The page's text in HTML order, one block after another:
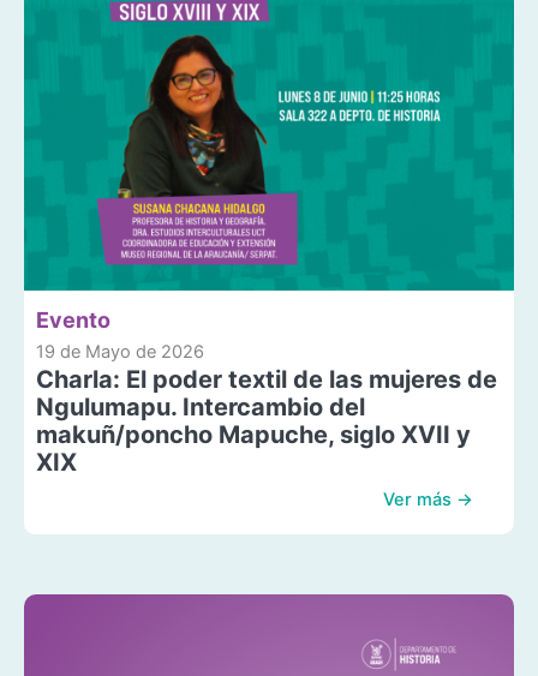
Evento
19 de Mayo de 2026
Charla: El poder textil de las mujeres de
Ngulumapu. Intercambio del
makuñ/poncho Mapuche, siglo XVII y
XIX
Ver más →